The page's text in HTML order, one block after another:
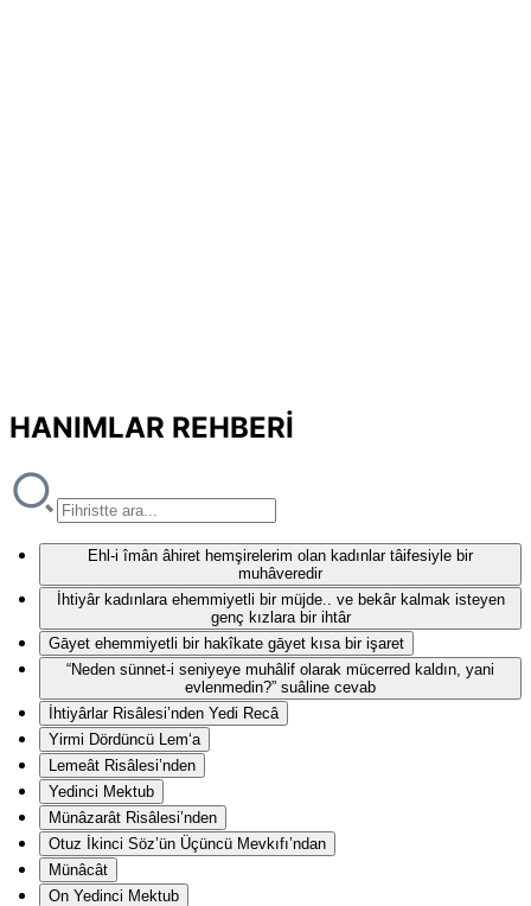
HANIMLAR REHBERİ
Ehl-i îmân âhiret hemşirelerim olan kadınlar tâifesiyle bir
muhâveredir
İhtiyâr kadınlara ehemmiyetli bir müjde.. ve bekâr kalmak isteyen
genç kızlara bir ihtâr
Gāyet ehemmiyetli bir hakîkate gāyet kısa bir işaret
“Neden sünnet-i seniyeye muhâlif olarak mücerred kaldın, yani
evlenmedin?” suâline cevab
İhtiyârlar Risâlesi’nden Yedi Recâ
Yirmi Dördüncü Lem‘a
Lemeât Risâlesi’nden
Yedinci Mektub
Münâzarât Risâlesi’nden
Otuz İkinci Söz’ün Üçüncü Mevkıfı’ndan
Münâcât
On Yedinci Mektub